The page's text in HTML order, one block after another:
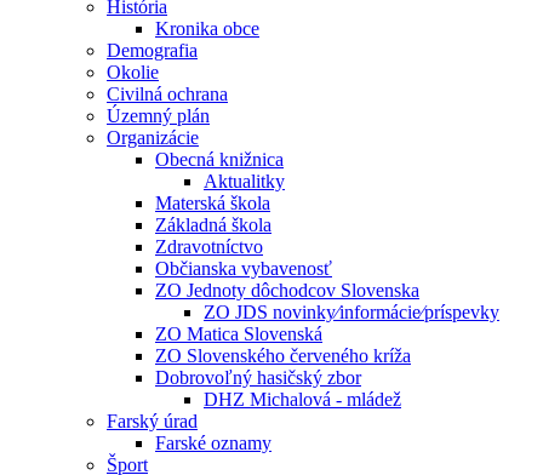
História
Kronika obce
Demografia
Okolie
Civilná ochrana
Územný plán
Organizácie
Obecná knižnica
Aktualitky
Materská škola
Základná škola
Zdravotníctvo
Občianska vybavenosť
ZO Jednoty dôchodcov Slovenska
ZO JDS novinky⁄informácie⁄príspevky
ZO Matica Slovenská
ZO Slovenského červeného kríža
Dobrovoľný hasičský zbor
DHZ Michalová - mládež
Farský úrad
Farské oznamy
Šport